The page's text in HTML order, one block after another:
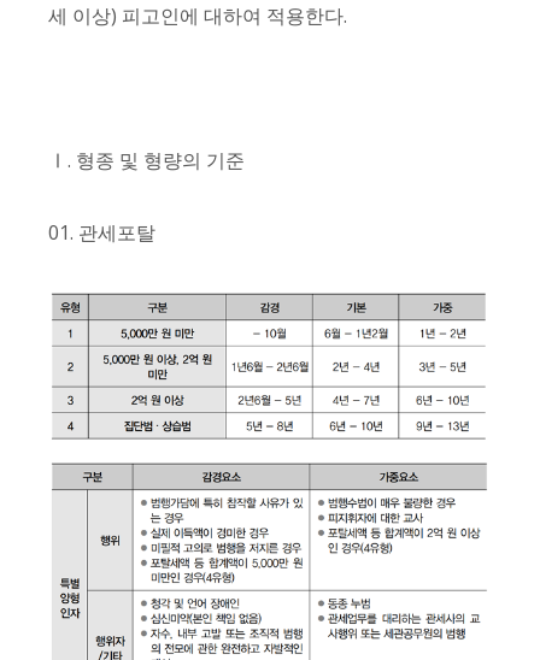
세 이상) 피고인에 대하여 적용한다.
Ⅰ. 형종 및 형량의 기준
01. 관세포탈